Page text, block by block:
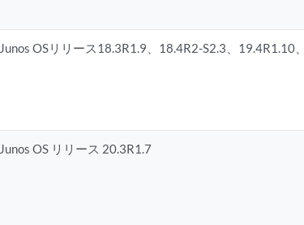
Junos OSリリース18.3R1.9、18.4R2-S2.3、19.4R1.10
Junos OS リリース 20.3R1.7